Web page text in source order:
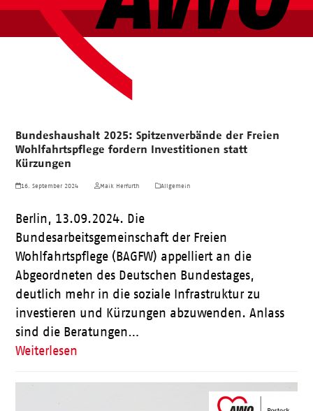
Bundeshaushalt 2025: Spitzenverbände der Freien
Wohlfahrtspflege fordern Investitionen statt
Kürzungen
16. September 2024 Maik Herfurth Allgemein
Berlin, 13.09.2024. Die
Bundesarbeitsgemeinschaft der Freien
Wohlfahrtspflege (BAGFW) appelliert an die
Abgeordneten des Deutschen Bundestages,
deutlich mehr in die soziale Infrastruktur zu
investieren und Kürzungen abzuwenden. Anlass
sind die Beratungen…
Weiterlesen